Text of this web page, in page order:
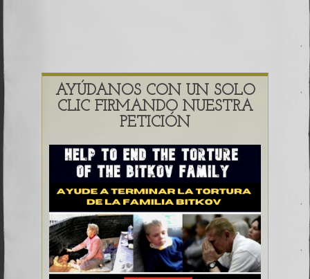
AYÚDANOS CON UN SOLO
CLIC FIRMANDO NUESTRA
PETICIÓN